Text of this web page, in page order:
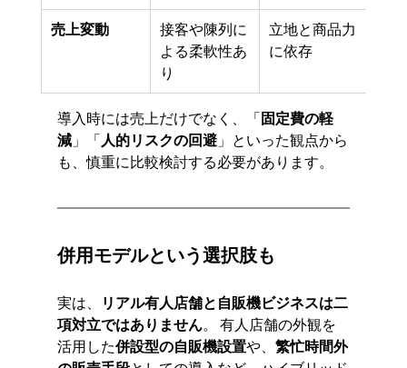
売上変動
接客や陳列に
よる柔軟性あ
り
立地と商品力
に依存
導入時には売上だけでなく、「 固定費の軽
減」「人的リスクの回避」といった観点から
も、慎重に比較検討する必要があります。
併用モデルという選択肢も
実は、
リアル有人店舗と自販機ビジネスは二
項対立ではありません。 有人店舗の外観を
活用した併設型の自販機設置や、 繁忙時間外